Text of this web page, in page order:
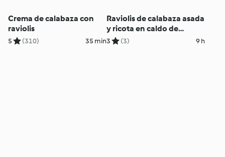
Crema de calabaza con
raviolis
5 (310) 35 min
Raviolis de calabaza asada
y ricota en caldo de
cordero en cocción lenta
3 (3) 9 h